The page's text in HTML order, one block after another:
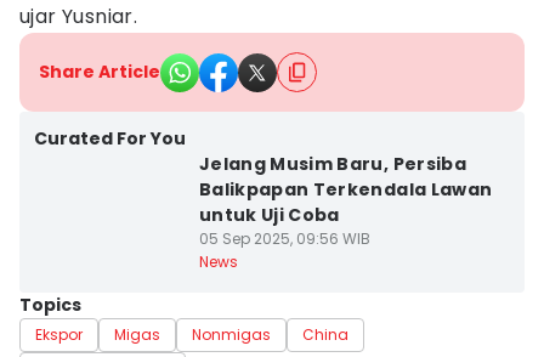
ujar Yusniar.
Share Article
Curated For You
Jelang Musim Baru, Persiba
Balikpapan Terkendala Lawan
untuk Uji Coba
05 Sep 2025, 09:56 WIB
News
Topics
Ekspor Migas Nonmigas
China